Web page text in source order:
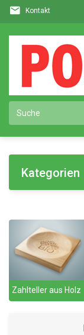
Kontakt
Kategorien
Zahlteller aus Holz